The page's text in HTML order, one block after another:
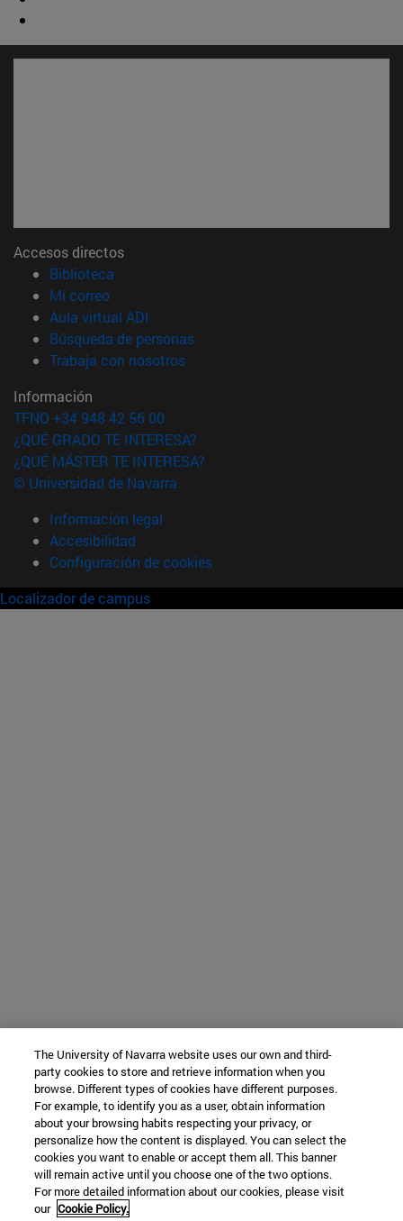
Accesos directos
Biblioteca
Mi correo(abre en nueva ventana)
Aula virtual ADI
Búsqueda de personas(abre en nueva ventana)
Trabaja con nosotros(abre en nueva ventana)
Información
TFNO +34 948 42 56 00
¿QUÉ GRADO TE INTERESA?
¿QUÉ MÁSTER TE INTERESA?
© Universidad de Navarra
Información legal
Accesibilidad
Configuración de cookies
Localizador de campus
The University of Navarra website uses our own and third-
party cookies to store and retrieve information when you
browse. Different types of cookies have different purposes.
For example, to identify you as a user, obtain information
about your browsing habits respecting your privacy, or
personalize how the content is displayed. You can select the
cookies you want to enable or accept them all. This banner
will remain active until you choose one of the two options.
For more detailed information about our cookies, please visit
our Cookie Policy.